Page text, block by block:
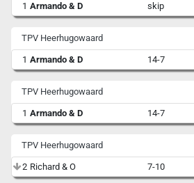
1 Armando & D skip
TPV Heerhugowaard
1 Armando & D 14-7
TPV Heerhugowaard
1 Armando & D 14-7
TPV Heerhugowaard
2 Richard & O 7-10